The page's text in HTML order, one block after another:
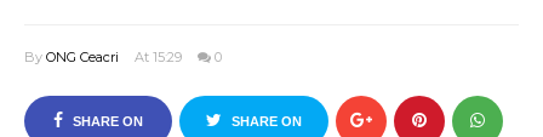
By ONG Ceacri At 15:29 0
SHARE ON SHARE ON